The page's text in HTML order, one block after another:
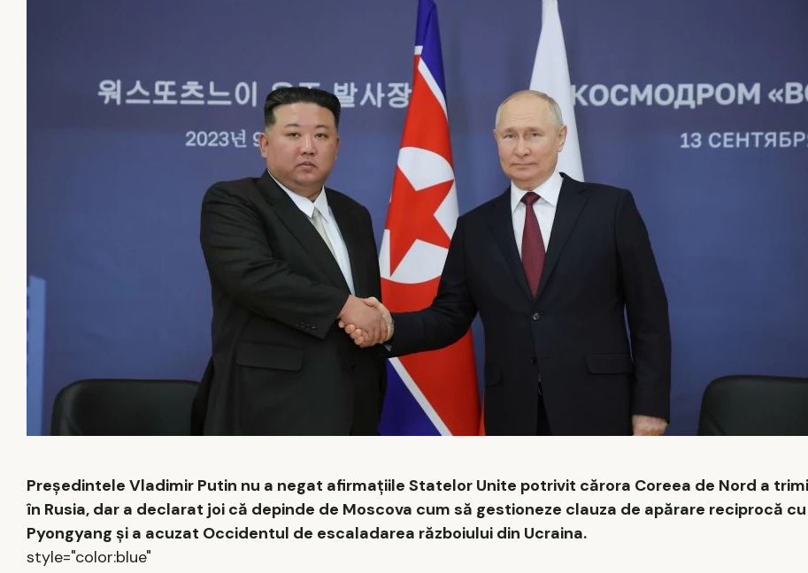
Președintele Vladimir Putin nu a negat afirmațiile Statelor Unite potrivit cărora Coreea de Nord a
în Rusia, dar a declarat joi că depinde de Moscova cum să gestioneze clauza de apărare reciprocă cu
Pyongyang și a acuzat Occidentul de escaladarea războiului din Ucraina.
style="color:blue"